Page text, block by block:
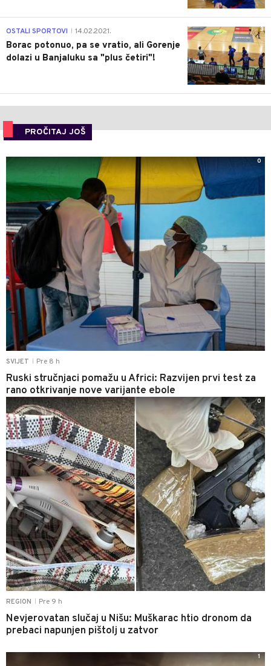
3
OSTALI SPORTOVI 14.02.2021.
Borac potonuo, pa se vratio, ali Gorenje
dolazi u Banjaluku sa "plus četiri"!
PROČITAJ JOŠ
SVIJET Pre 8 h
Ruski stručnjaci pomažu u Africi: Razvijen prvi test za
rano otkrivanje nove varijante ebole
0
REGION Pre 9 h
Nevjerovatan slučaj u Nišu: Muškarac htio dronom da
prebaci napunjen pištolj u zatvor
0
1